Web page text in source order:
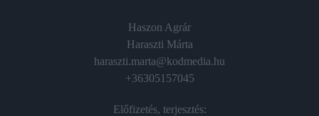
Haszon Agrár
Haraszti Márta
haraszti.marta@kodmedia.hu
+36305157045
Előfizetés, terjesztés: